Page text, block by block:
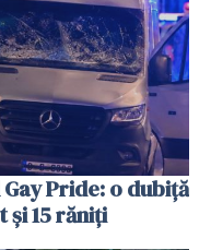
Pride: o dubiță
și 15 răniți